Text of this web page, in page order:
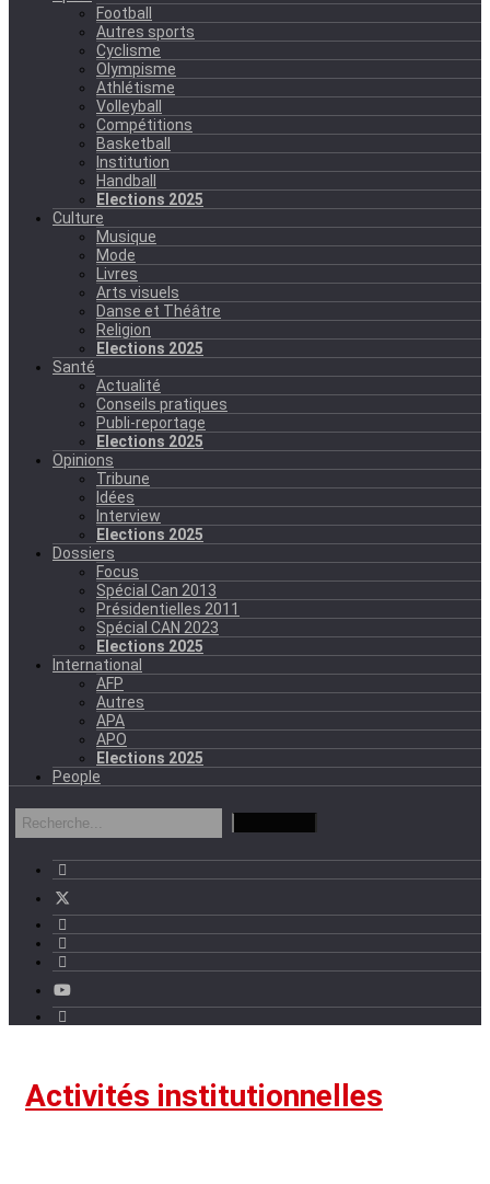
Football
Autres sports
Cyclisme
Olympisme
Athlétisme
Volleyball
Compétitions
Basketball
Institution
Handball
Elections 2025
Culture
Musique
Mode
Livres
Arts visuels
Danse et Théâtre
Religion
Elections 2025
Santé
Actualité
Conseils pratiques
Publi-reportage
Elections 2025
Opinions
Tribune
Idées
Interview
Elections 2025
Dossiers
Focus
Spécial Can 2013
Présidentielles 2011
Spécial CAN 2023
Elections 2025
International
AFP
Autres
APA
APO
Elections 2025
People
Activités institutionnelles